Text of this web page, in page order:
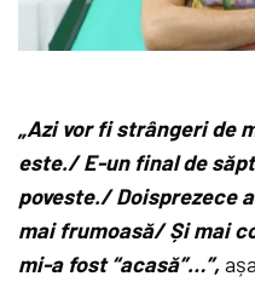
„Azi vor fi strângeri de
este./ E-un final de
poveste./ Doisprezece
mai frumoasă/ Și mai
mi-a fost “acasă”…”,